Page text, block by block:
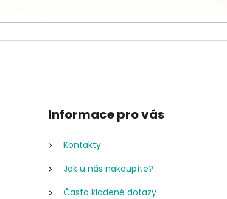
Informace pro vás
Kontakty
Jak u nás nakoupíte?
Často kladené dotazy